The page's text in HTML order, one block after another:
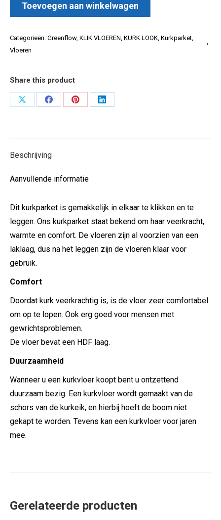
Toevoegen aan winkelwagen
Categorieën: Greenflow, KLIK VLOEREN, KURK LOOK, Kurkparket,
Vloeren
Share this product
Deel
Deel
Deel
Deel
Beschrijving
Aanvullende informatie
Dit kurkparket is gemakkelijk in elkaar te klikken en te
leggen. Ons kurkparket staat bekend om haar veerkracht,
warmte en comfort. De vloeren zijn al voorzien van een
laklaag, dus na het leggen zijn de vloeren klaar voor
gebruik.
Comfort
Doordat kurk veerkrachtig is, is de vloer zeer comfortabel
om op te lopen. Ook erg goed voor mensen met
gewrichtsproblemen.
De vloer bevat een HDF laag.
Duurzaamheid
Wanneer u een kurkvloer koopt bent u ontzettend
duurzaam bezig. Een kurkvloer wordt gemaakt van de
schors van de kurkeik, en hierbij hoeft de boom niet
gekapt te worden. Tevens kan een kurkvloer voor jaren
mee.
Gerelateerde producten